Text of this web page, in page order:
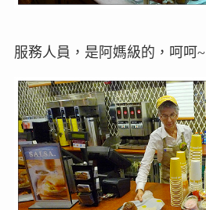
服務人員，是阿媽級的，呵呵~